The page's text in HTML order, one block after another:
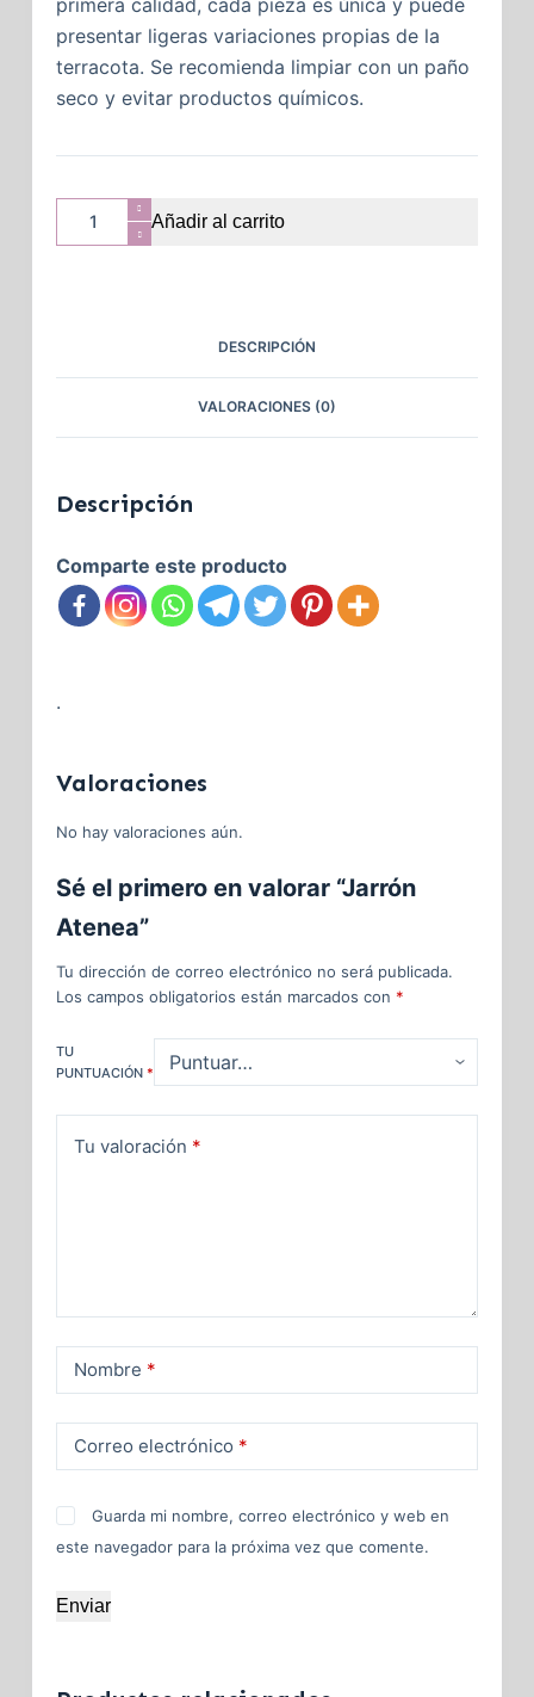
presentar ligeras variaciones propias de la
terracota. Se recomienda limpiar con un paño
seco y evitar productos químicos.
Añadir al carrito
DESCRIPCIÓN
VALORACIONES (0)
Descripción
Comparte este producto
.
Valoraciones
No hay valoraciones aún.
Sé el primero en valorar “Jarrón
Atenea”
Tu dirección de correo electrónico no será publicada.
Los campos obligatorios están marcados con *
TU
PUNTUACIÓN *
Tu valoración *
Nombre *
Correo electrónico *
Guarda mi nombre, correo electrónico y web en
este navegador para la próxima vez que comente.
Enviar